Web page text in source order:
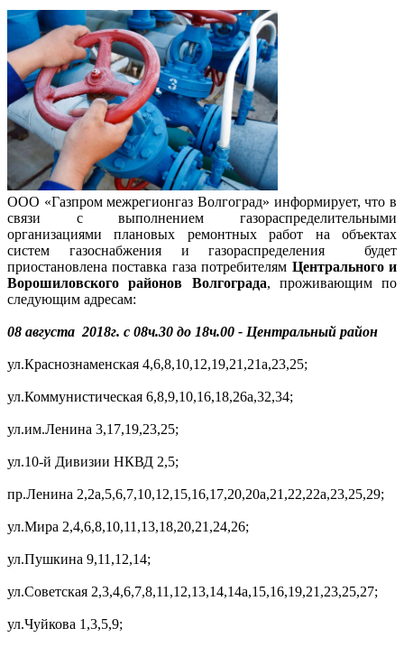
ООО «Газпром межрегионгаз Волгоград» информирует, что в
связи с выполнением газораспределительными
организациями плановых ремонтных работ на объектах
систем газоснабжения и газораспределения будет
приостановлена поставка газа потребителям Центрального и
Ворошиловского районов Волгограда, проживающим по
следующим адресам:
08 августа 2018г. с 08ч.30 до 18ч.00 - Центральный район
ул.Краснознаменская 4,6,8,10,12,19,21,21а,23,25;
ул.Коммунистическая 6,8,9,10,16,18,26а,32,34;
ул.им.Ленина 3,17,19,23,25;
ул.10-й Дивизии НКВД 2,5;
пр.Ленина 2,2а,5,6,7,10,12,15,16,17,20,20а,21,22,22а,23,25,29;
ул.Мира 2,4,6,8,10,11,13,18,20,21,24,26;
ул.Пушкина 9,11,12,14;
ул.Советская 2,3,4,6,7,8,11,12,13,14,14а,15,16,19,21,23,25,27;
ул.Чуйкова 1,3,5,9;